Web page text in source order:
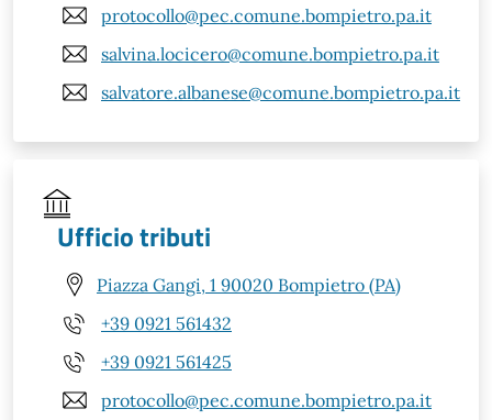
protocollo@pec.comune.bompietro.pa.it
salvina.locicero@comune.bompietro.pa.it
salvatore.albanese@comune.bompietro.pa.it
Ufficio tributi
Piazza Gangi, 1 90020 Bompietro (PA)
+39 0921 561432
+39 0921 561425
protocollo@pec.comune.bompietro.pa.it